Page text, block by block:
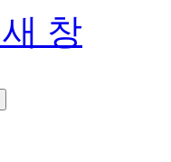
새 창